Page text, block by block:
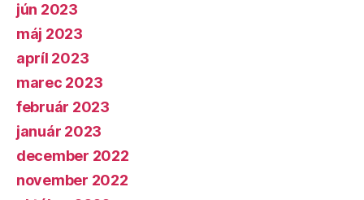
jún 2023
máj 2023
apríl 2023
marec 2023
február 2023
január 2023
december 2022
november 2022